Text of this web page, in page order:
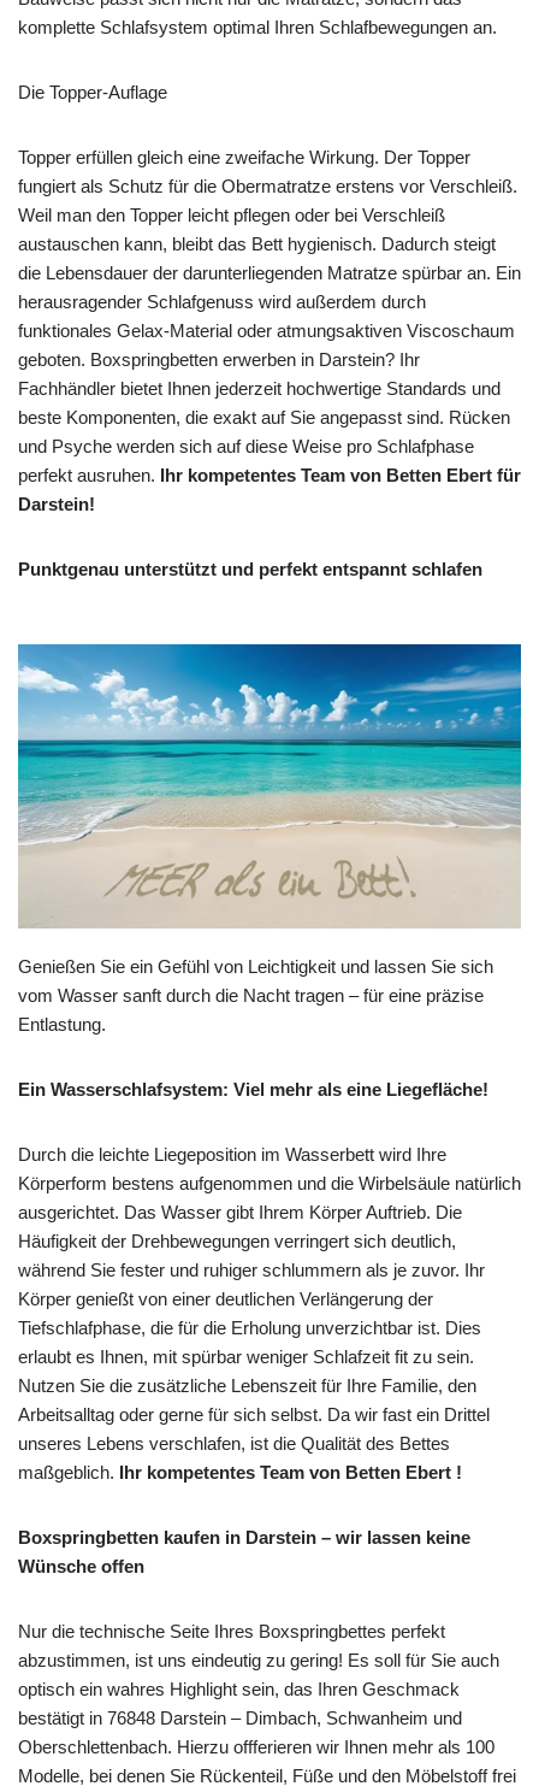
komplette Schlafsystem optimal Ihren Schlafbewegungen an.
Die Topper-Auflage
Topper erfüllen gleich eine zweifache Wirkung. Der Topper
fungiert als Schutz für die Obermatratze erstens vor Verschleiß.
Weil man den Topper leicht pflegen oder bei Verschleiß
austauschen kann, bleibt das Bett hygienisch. Dadurch steigt
die Lebensdauer der darunterliegenden Matratze spürbar an. Ein
herausragender Schlafgenuss wird außerdem durch
funktionales Gelax-Material oder atmungsaktiven Viscoschaum
geboten. Boxspringbetten erwerben in Darstein? Ihr
Fachhändler bietet Ihnen jederzeit hochwertige Standards und
beste Komponenten, die exakt auf Sie angepasst sind. Rücken
und Psyche werden sich auf diese Weise pro Schlafphase
perfekt ausruhen. Ihr kompetentes Team von Betten Ebert für
Darstein!
Punktgenau unterstützt und perfekt entspannt schlafen
Genießen Sie ein Gefühl von Leichtigkeit und lassen Sie sich
vom Wasser sanft durch die Nacht tragen – für eine präzise
Entlastung.
Ein Wasserschlafsystem: Viel mehr als eine Liegefläche!
Durch die leichte Liegeposition im Wasserbett wird Ihre
Körperform bestens aufgenommen und die Wirbelsäule natürlich
ausgerichtet. Das Wasser gibt Ihrem Körper Auftrieb. Die
Häufigkeit der Drehbewegungen verringert sich deutlich,
während Sie fester und ruhiger schlummern als je zuvor. Ihr
Körper genießt von einer deutlichen Verlängerung der
Tiefschlafphase, die für die Erholung unverzichtbar ist. Dies
erlaubt es Ihnen, mit spürbar weniger Schlafzeit fit zu sein.
Nutzen Sie die zusätzliche Lebenszeit für Ihre Familie, den
Arbeitsalltag oder gerne für sich selbst. Da wir fast ein Drittel
unseres Lebens verschlafen, ist die Qualität des Bettes
maßgeblich. Ihr kompetentes Team von Betten Ebert !
Boxspringbetten kaufen in Darstein – wir lassen keine
Wünsche offen
Nur die technische Seite Ihres Boxspringbettes perfekt
abzustimmen, ist uns eindeutig zu gering! Es soll für Sie auch
optisch ein wahres Highlight sein, das Ihren Geschmack
bestätigt in 76848 Darstein – Dimbach, Schwanheim und
Oberschlettenbach. Hierzu offferieren wir Ihnen mehr als 100
Modelle, bei denen Sie Rückenteil, Füße und den Möbelstoff frei